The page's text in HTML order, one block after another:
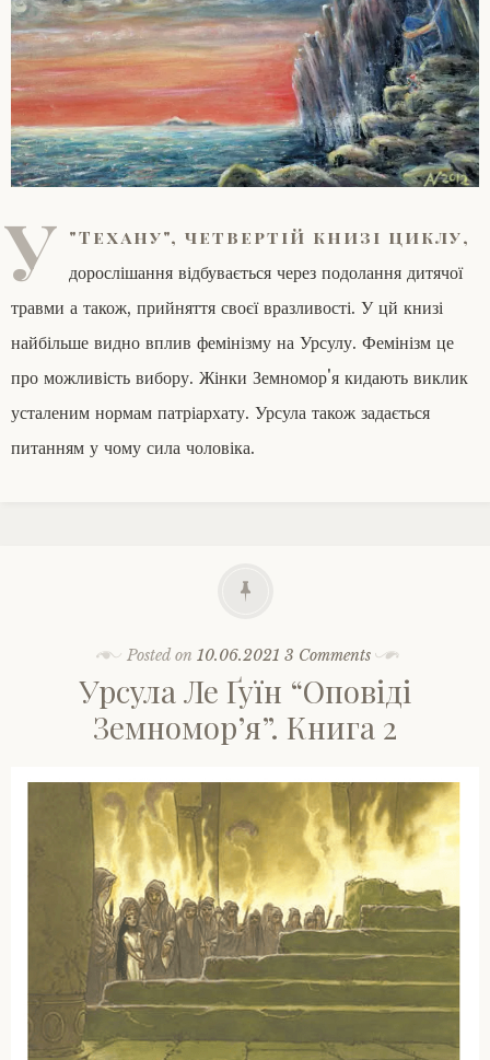
У "Техану", четвертій книзі циклу,
дорослішання відбувається через подолання дитячої
травми а також, прийняття своєї вразливості. У цй книзі
найбільше видно вплив фемінізму на Урсулу. Фемінізм це
про можливість вибору. Жінки Земномор'я кидають виклик
усталеним нормам патріархату. Урсула також задається
питанням у чому сила чоловіка.
Posted on 10.06.2021 3 Comments
Урсула Ле Ґуїн “Оповіді
Земномор’я”. Книга 2